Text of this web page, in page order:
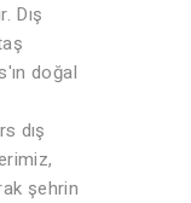
Dış
doğal
dış
şehrin